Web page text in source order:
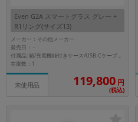
Even G2A スマートグラス グレー +
R1リング(サイズ13)
メーカー：その他メーカー
発売日：-
付属品: 箱/充電機能付きケース/USB-Cケーブル/クリーニングクロス/マニュアル/R1リング(サイズ13)
在庫数：1
未使用品 119,800 円
(税込)
機能・特徴
商品の搭載機能による絞り込み
「5G対応」「防水」「ワンセグ」など
ドライブ
ドライブの絞り込み
ランク